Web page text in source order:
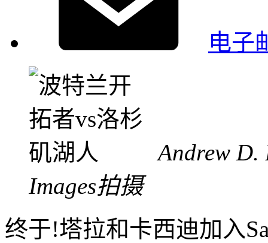
电子
Andrew D.
Images拍摄
终于!塔拉和卡西迪加入